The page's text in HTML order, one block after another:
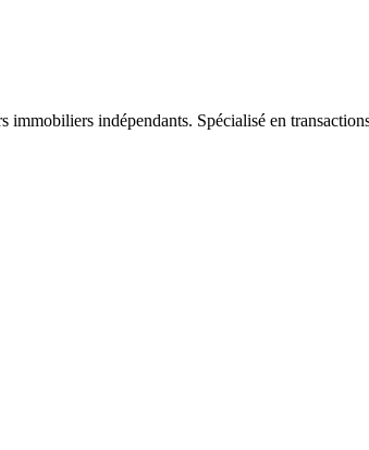
immobiliers indépendants. Spécialisé en